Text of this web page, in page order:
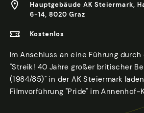
Hauptgebäude AK Steiermark,
6-14, 8020 Graz
Kostenlos
Im Anschluss an eine Führung
"Streik! 40 Jahre großer britischer
(1984/85)" in der AK Steiermark
Filmvorführung "Pride" im Annenhof-